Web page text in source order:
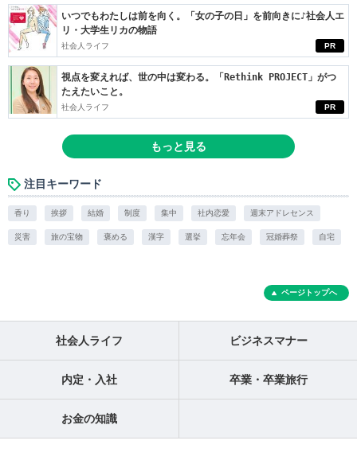
PR
いつでもわたしは前を向く。「女の子の日」を前向きに♪社会人エ
リ・大学生リカの物語
社会人ライフ
PR
視点を変えれば、世の中は変わる。「Rethink PROJECT」がつ
たえたいこと。
社会人ライフ
もっと見る
注目キーワード
香り 挨拶 結婚 制度 集中 社内恋愛 週末アドレセンス
災害 旅の宝物 褒める 漢字 選挙 忘年会 冠婚葬祭 自宅
ページトップへ
社会人ライフ ビジネスマナー
内定・入社 卒業・卒業旅行
お金の知識